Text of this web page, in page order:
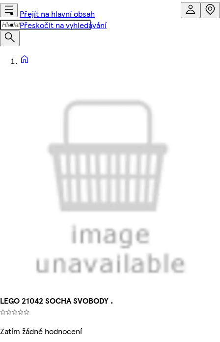
Přejít na hlavní obsah
Přeskočit na vyhledávání
LEGO 21042 SOCHA SVOBODY .
Zatím žádné hodnocení